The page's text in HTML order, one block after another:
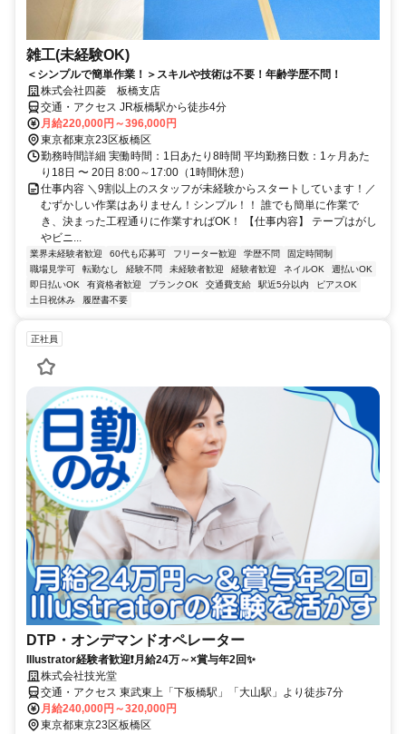
雑工(未経験OK)
＜シンプルで簡単作業！＞スキルや技術は不要！年齢学歴不問！
株式会社四菱 板橋支店
交通・アクセス JR板橋駅から徒歩4分
月給220,000円～396,000円
東京都東京23区板橋区
勤務時間詳細 実働時間：1日あたり8時間 平均勤務日数：1ヶ月あた
り18日 〜 20日 8:00～17:00（1時間休憩）
仕事内容 ＼9割以上のスタッフが未経験からスタートしています！／
むずかしい作業はありません！シンプル！！ 誰でも簡単に作業で
き、決まった工程通りに作業すればOK！ 【仕事内容】 テープはがし
やビニ...
業界未経験者歓迎 60代も応募可 フリーター歓迎 学歴不問
固定時間制
職場見学可
転勤なし 経験不問 未経験者歓迎 経験者歓迎 ネイルOK
週払いOK
即日払いOK
有資格者歓迎 ブランクOK 交通費支給 駅近5分以内
ピアスOK
土日祝休み
履歴書不要
正社員
DTP・オンデマンドオペレーター
Illustrator経験者歓迎❗月給24万～×賞与年2回✨
株式会社技光堂
交通・アクセス 東武東上「下板橋駅」「大山駅」より徒歩7分
月給240,000円～320,000円
東京都東京23区板橋区